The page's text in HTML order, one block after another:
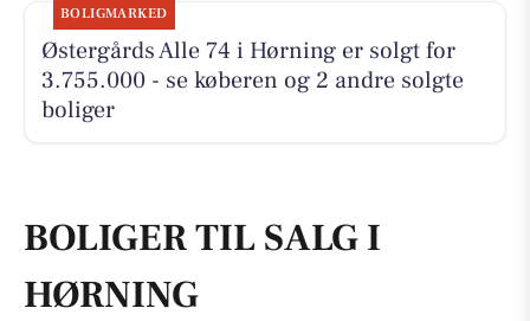
BOLIGMARKED
Østergårds Alle 74 i Hørning er solgt for
3.755.000 - se køberen og 2 andre solgte
boliger
BOLIGER TIL SALG I
HØRNING